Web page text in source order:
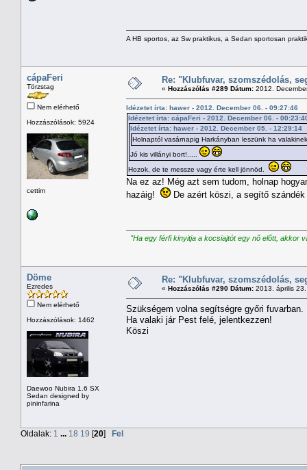
A HB sportos, az Sw praktikus, a Sedan sportosan
cápaFeri
Törzstag
Nem elérhető
Hozzászólások: 5924
cettim
Re: "Klubfuvar, szomszédolás,
« Hozzászólás #289 Dátum: 2012.
Idézetet írta: hawer - 2012. December 06. - 09:27:46
Idézetet írta: cápaFeri - 2012. December 06. -
Idézetet írta: hawer - 2012. December 05. - 12:29:14
Holnaptól vasárnapig Harkányban leszünk ha
Jó kis villányi bort!.....
Hozok, de te messze vagy érte kell jönnöd.
Na ez az! Még azt sem tudom, holnap
hazáig!
De azért köszi, a segítő
"Ha egy férfi kinyitja a kocsiajtót egy nő előtt, akkor
Döme
Ezredes
Nem elérhető
Hozzászólások: 1462
Daewoo Nubira 1.6 SX
Sedan designed by
pininfarina
Re: "Klubfuvar, szomszédolás,
« Hozzászólás #290 Dátum: 2013. április
Szükségem volna segítségre győri fuvarban.
Ha valaki jár Pest felé, jelentkezzen!
Köszi
Oldalak: 1 ... 18 19 [20] Fel